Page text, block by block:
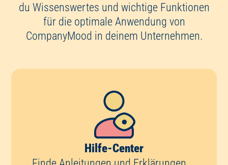
du Wissenswertes und wichtige Funktionen
für die optimale Anwendung von
CompanyMood in deinem Unternehmen.
Hilfe-Center